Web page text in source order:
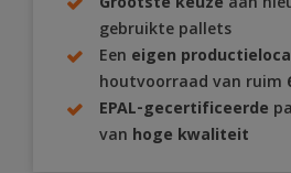
gebruikte pallets
Een eigen
houtvoorraad van ruim
EPAL-gecertificeerde
van hoge kwaliteit